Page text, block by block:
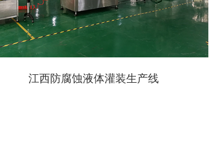
江西防腐蚀液体灌装生产线